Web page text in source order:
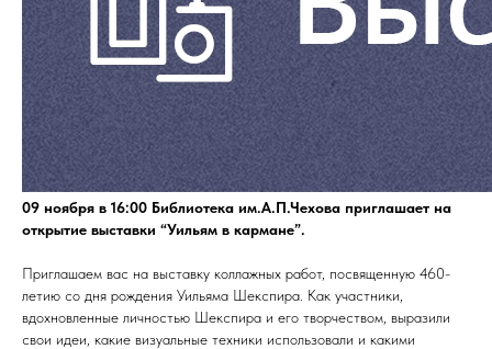
09 ноября в 16:00 Библиотека им.А.П.Чехова приглашает на
открытие выставки “Уильям в кармане”.
Приглашаем вас на выставку коллажных работ, посвященную 460-
летию со дня рождения Уильяма Шекспира. Как участники,
вдохновленные личностью Шекспира и его творчеством, выразили
свои идеи, какие визуальные техники использовали и какими